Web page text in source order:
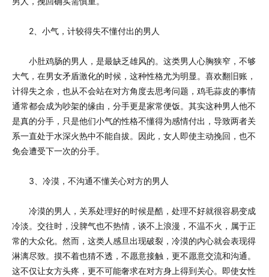
2、小气，计较得失不懂付出的男人
小肚鸡肠的男人，是最缺乏雄风的。这类男人心胸狭窄，不够
大气，在男女矛盾激化的时候，这种性格尤为明显。喜欢翻旧账，
计得失之余，也从不会站在对方角度去思考问题，鸡毛蒜皮的事情
通常都会成为吵架的缘由，分手更是家常便饭。其实这种男人他不
是真的分手，只是他们小气的性格不懂得为感情付出，导致两者关
系一直处于水深火热中不能自拔。因此，女人即使主动挽回，也不
免会遭受下一次的分手。
3、冷漠，不沟通不懂关心对方的男人
冷漠的男人，关系处理好的时候是酷，处理不好就很容易变成
冷淡。交往时，没脾气也不热情，谈不上浪漫，不温不火，属于正
常的大众化。然而，这类人感旦出现破裂，冷漠的内心就会表现得
淋漓尽致。摸不着也猜不透，不愿意接触，更不愿意交流和沟通。
这不仅让女方头疼，更不可能奢求在对方身上得到关心。即使女性